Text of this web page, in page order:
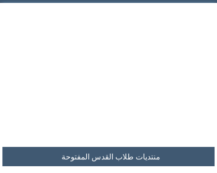
منتديات طلاب القدس المفتوحة